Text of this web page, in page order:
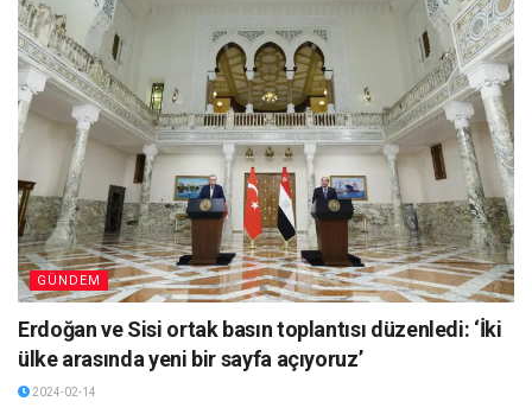
GÜNDEM
Erdoğan ve Sisi ortak basın toplantısı düzenledi: ‘İki
ülke arasında yeni bir sayfa açıyoruz’
2024-02-14